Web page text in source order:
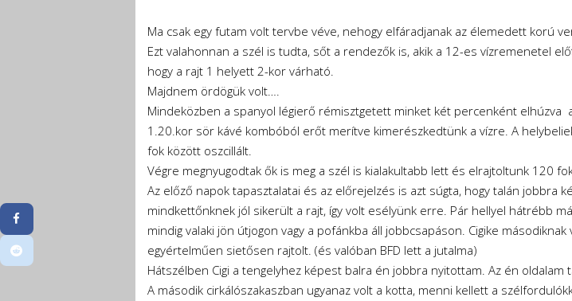
Ma csak egy futam volt tervbe véve, nehogy elfáradjanak az élemedett korú
Ezt valahonnan a szél is tudta, sőt a rendezők is, akik a 12-es vízremenetel
hogy a rajt 1 helyett 2-kor várható.
Majdnem ördögük volt….
Mindeközben a spanyol légierő rémisztgetett minket két percenként
1.20.kor sör kávé kombóból erőt merítve kimerészkedtünk a vízre. A
fok között oszcillált.
Végre megnyugodtak ők is meg a szél is kialakultabb lett és elrajtoltunk 120
Az előző napok tapasztalatai és az előrejelzés is azt súgta, hogy talán jobbra
mindkettőnknek jól sikerült a rajt, így volt esélyünk erre. Pár hellyel hátrébb
mindig valaki jön útjogon vagy a pofánkba áll jobbcsapáson. Cigike
egyértelműen sietősen rajtolt. (és valóban BFD lett a jutalma)
Hátszélben Cigi a tengelyhez képest balra én jobbra nyitottam. Az én
A második cirkálószakaszban ugyanaz volt a kotta, menni kellett a